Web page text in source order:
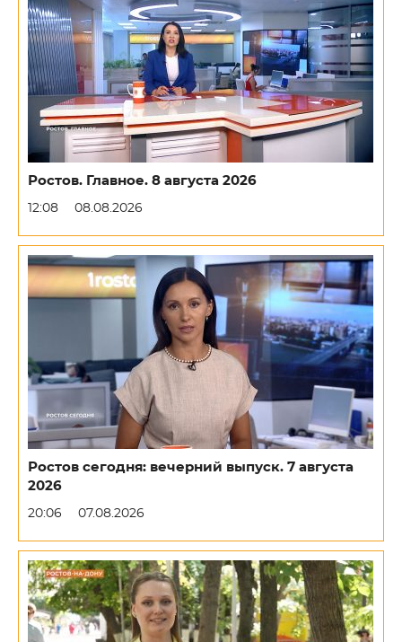
Ростов. Главное. 8 августа 2026
12:08 08.08.2026
Ростов сегодня: вечерний выпуск. 7 августа
2026
20:06 07.08.2026